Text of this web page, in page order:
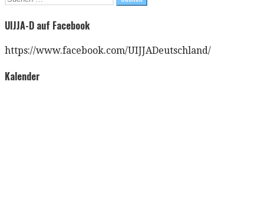
UIJJA-D auf Facebook
https://www.facebook.com/UIJJADeutschland/
Kalender